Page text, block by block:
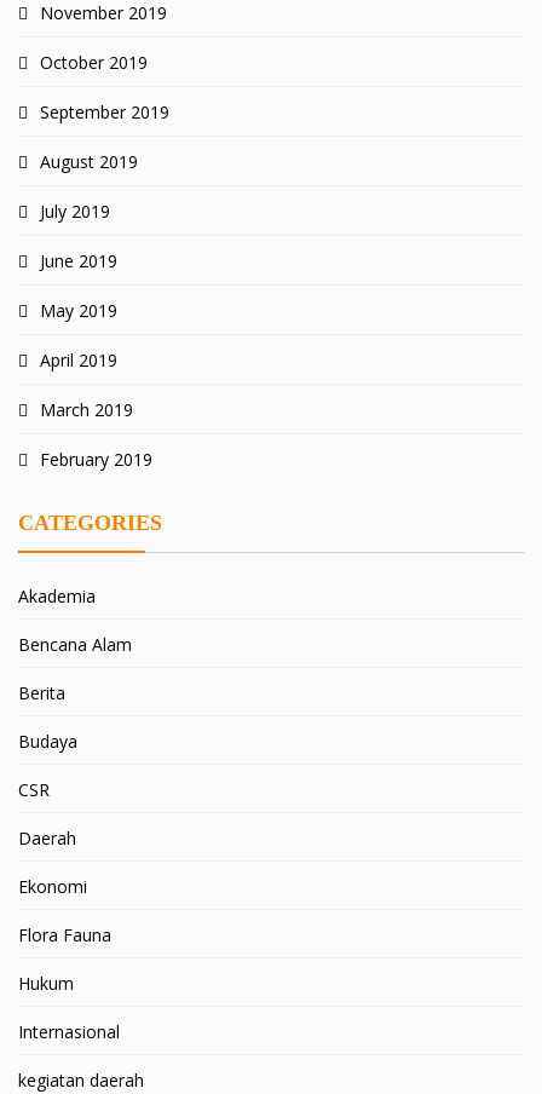
November 2019
October 2019
September 2019
August 2019
July 2019
June 2019
May 2019
April 2019
March 2019
February 2019
CATEGORIES
Akademia
Bencana Alam
Berita
Budaya
CSR
Daerah
Ekonomi
Flora Fauna
Hukum
Internasional
kegiatan daerah